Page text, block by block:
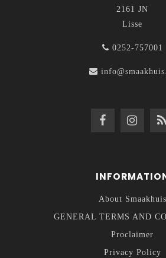
2161 JN
Lisse
0252-757001
About Smaakhuis
GENERAL TERMS AND
Proclaimer
Privacy Policy